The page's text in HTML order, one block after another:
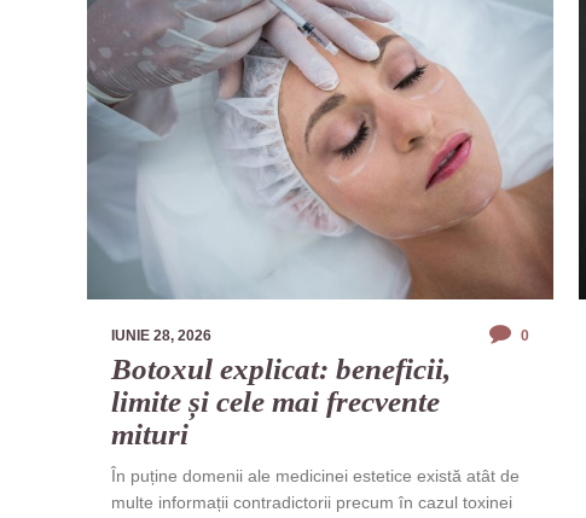
IUNIE 28, 2026 0
Botoxul explicat: beneficii,
limite și cele mai frecvente
mituri
În puține domenii ale medicinei estetice există atât de
multe informații contradictorii precum în cazul toxinei